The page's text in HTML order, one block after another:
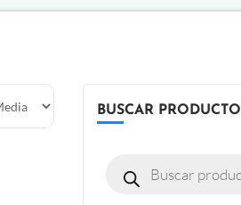
BUSCAR PRODUCTO